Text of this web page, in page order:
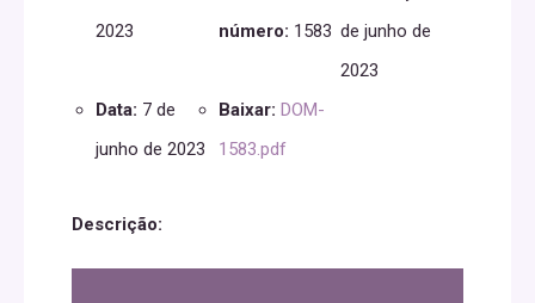
2023
número: 1583 de junho de
2023
Data: 7 de
junho de 2023
Baixar: DOM-
1583.pdf
Descrição: